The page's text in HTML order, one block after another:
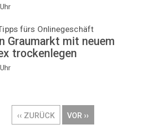
Uhr
fürs Onlinegeschäft
Graumarkt mit neuem
trockenlegen
Uhr
VORHERIGE
SEITE
‹‹ ZURÜCK
NÄCHSTE
SEITE
VOR ››